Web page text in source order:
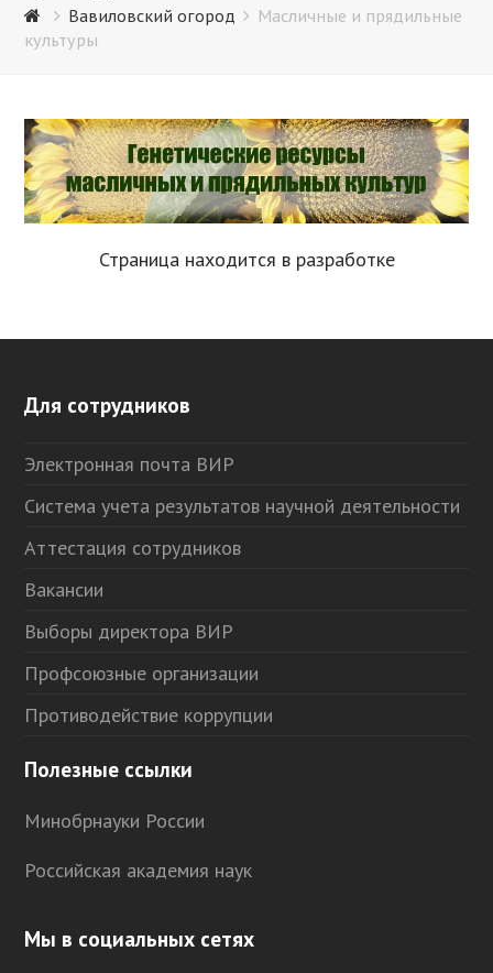
Вавиловский огород
Масличные и прядильные
культуры
Страница находится в разработке
Для сотрудников
Электронная почта ВИР
Система учета результатов научной деятельности
Аттестация сотрудников
Вакансии
Выборы директора ВИР
Профсоюзные организации
Противодействие коррупции
Полезные ссылки
Минобрнауки России
Российская академия наук
Мы в социальных сетях